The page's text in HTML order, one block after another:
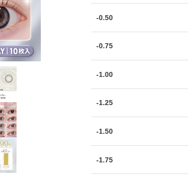
-0.50
-0.75
-1.00
-1.25
-1.50
-1.75